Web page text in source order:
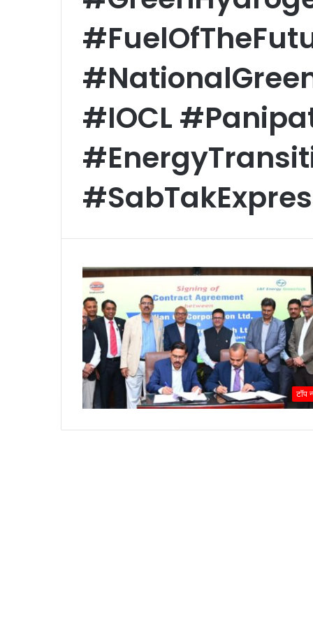
#IOCL
टॉप
टोयोटा
वित्त
प्रमुख
केंटा
के
February 6, 2026
टोयोटा ने वित्त प्रमुख केंटा कोन को
के रूप में पदोन्नत किया है, जो तीन